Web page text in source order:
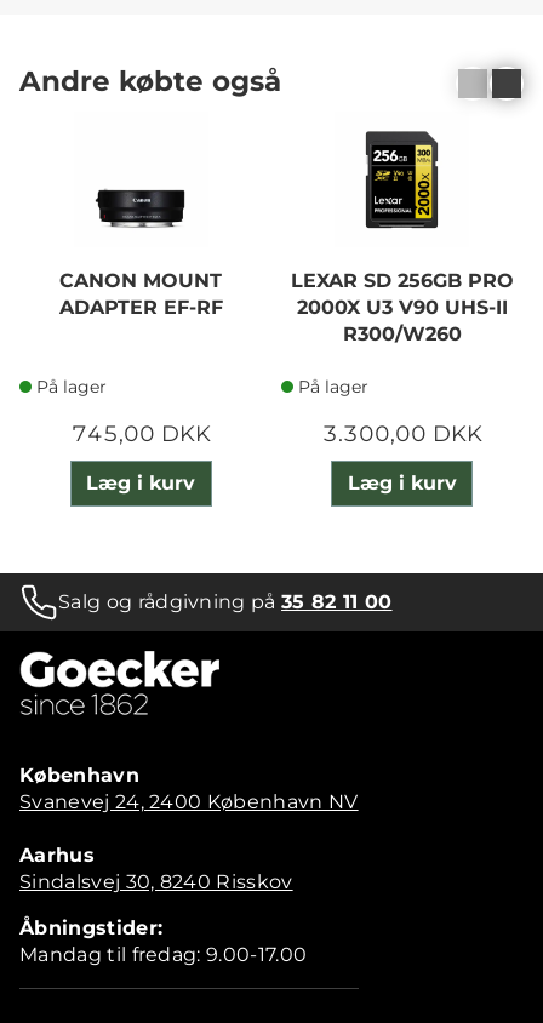
Andre købte også
CANON MOUNT
ADAPTER EF-RF
På lager
745,00 DKK
Læg i kurv
LEXAR SD 256GB PRO
2000X U3 V90 UHS-II
R300/W260
På lager
3.300,00 DKK
Læg i kurv
Salg og rådgivning på35 82 11 00
København
Svanevej 24, 2400 København NV
Aarhus
Sindalsvej 30, 8240 Risskov
Åbningstider:
Mandag til fredag: 9.00-17.00